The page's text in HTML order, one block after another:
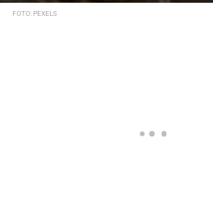
FOTO: PEXELS